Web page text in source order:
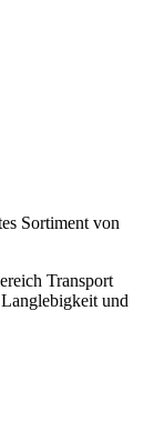
Sortiment von
Transport
und